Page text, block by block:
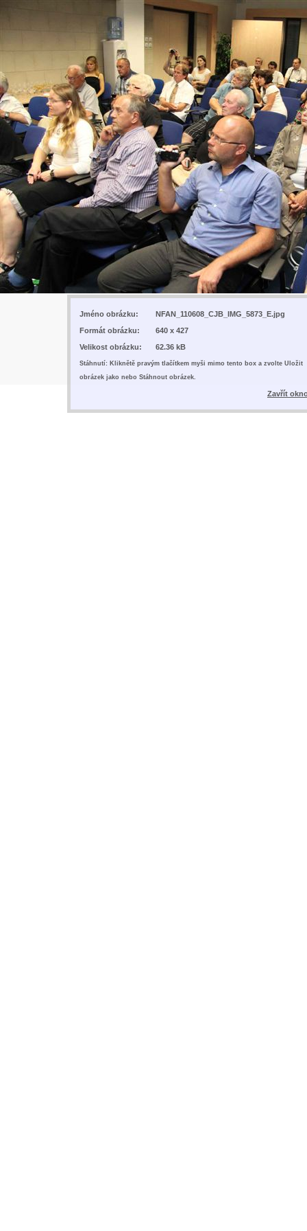
Jméno obrázku:
NFAN_110608_CJB_IMG_5873_E.jpg
Formát obrázku:
640 x 427
Velikost obrázku:
62.36 kB
Stáhnutí: Kliknětě pravým tlačítkem myši mimo tento box a zvolte Uložit
obrázek jako nebo Stáhnout obrázek.
Zavřít